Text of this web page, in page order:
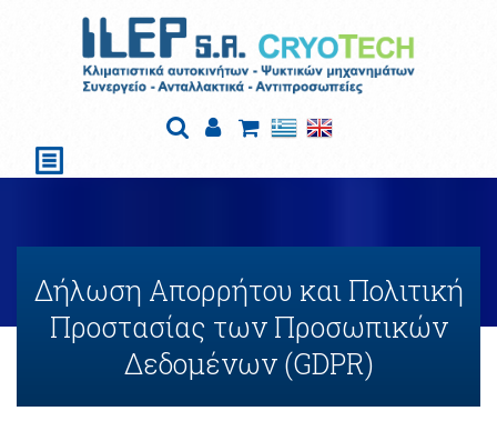
Δήλωση Απορρήτου και Πολιτική
Προστασίας των Προσωπικών
Δεδομένων (GDPR)